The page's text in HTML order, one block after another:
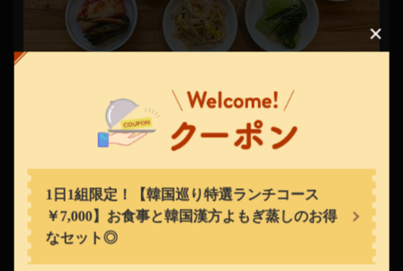
1日1組限定！【韓国巡り特選ランチコース
￥7,000】お食事と韓国漢方よもぎ蒸しのお得
なセット◎
1日1組限定！【韓国巡り特選ランチコース￥7,000】お食事と
韓国漢方よもぎ蒸しのお得なセット◎
7,000円(税込)
このコースで使えるクーポン
1日1組限定！【韓国巡り特選ランチコース￥7,000】お食事と韓国
漢方よもぎ蒸しのお得なセット◎
この店舗情報をシェアする
京都府京都市中京区三条通新町西入る釜座町37 三越釜座ビル1F
https://kankokuryori-anpan.owst.jp/
お店情報をコピー